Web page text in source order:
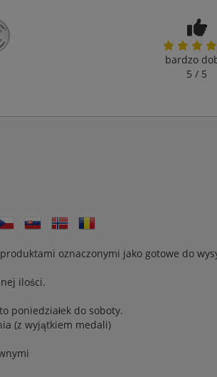
bardzo
5 / 5
oznaczonymi jako gotowe do
ilości.
poniedziałek do soboty.
(z wyjątkiem medali)